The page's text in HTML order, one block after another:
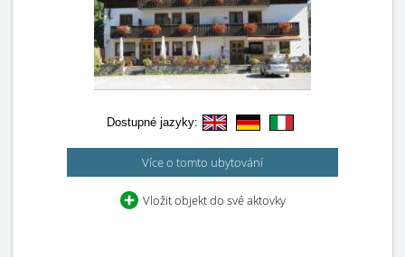
Dostupné jazyky:
Více o tomto ubytování
Vložit objekt do své aktovky